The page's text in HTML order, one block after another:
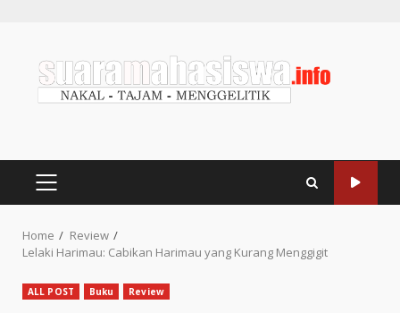
Home
Review
Lelaki Harimau: Cabikan Harimau yang Kurang Menggigit
ALL POST Buku Review